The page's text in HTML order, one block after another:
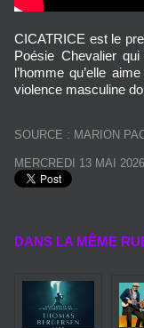
CICATRICE est le premier single extrait du deuxième album de
Poésie Chevalier
l’homme qu’elle
violence masculine
SOURCE : MARION
MERCREDI 13 MAI 2026
DANS LA MÊME